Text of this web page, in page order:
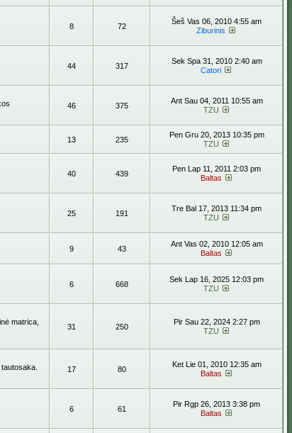
8 72
Šeš Vas 06, 2010 4:55 am
Ziburinis
44 317
Sek Spa 31, 2010 2:40 am
Catori
46 375
Ant Sau 04, 2011 10:55 am
TZU
13 235
Pen Gru 20, 2013 10:35 pm
TZU
40 439
Pen Lap 11, 2011 2:03 pm
Baltas
25 191
Tre Bal 17, 2013 11:34 pm
TZU
9 43
Ant Vas 02, 2010 12:05 am
Baltas
6 668
Sek Lap 16, 2025 12:03 pm
TZU
matrica,
31 250
Pir Sau 22, 2024 2:27 pm
TZU
17 80
Ket Lie 01, 2010 12:35 am
Baltas
6 61
Pir Rgp 26, 2013 3:38 pm
Baltas